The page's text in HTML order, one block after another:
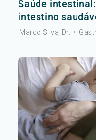
Saúde
intestino
Marco Silva, Dr. •